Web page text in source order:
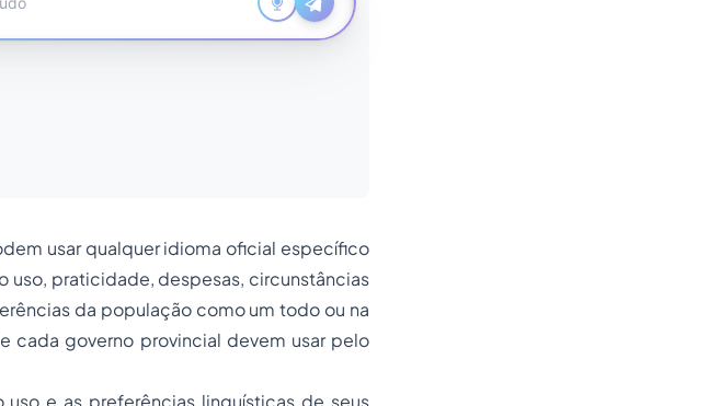
usar qualquer idioma oficial específico
uso, praticidade, despesas, circunstâncias
da população como um todo ou na
cada governo provincial devem usar pelo
e as preferências linguísticas de seus